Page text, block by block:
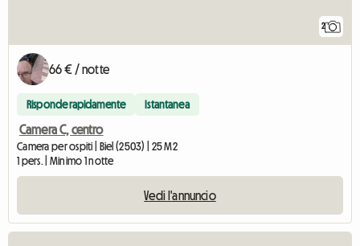
2
66 € / notte
Risponde rapidamente Istantanea
Camera C, centro
Camera per ospiti | Biel (2503) | 25 M2
1 pers. | Minimo 1 notte
Vedi l'annuncio